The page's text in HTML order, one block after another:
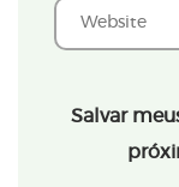
Salvar